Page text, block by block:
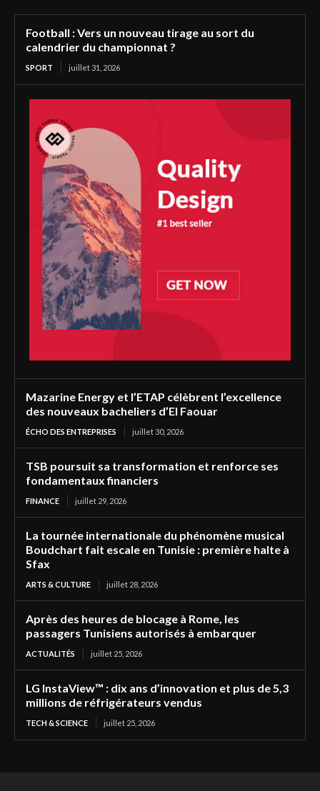
Football : Vers un nouveau tirage au sort du
calendrier du championnat ?
SPORT juillet 31, 2026
Mazarine Energy et l’ETAP célèbrent l’excellence
des nouveaux bacheliers d’El Faouar
ÉCHO DES ENTREPRISES juillet 30, 2026
TSB poursuit sa transformation et renforce ses
fondamentaux financiers
FINANCE juillet 29, 2026
La tournée internationale du phénomène musical
Boudchart fait escale en Tunisie : première halte à
Sfax
ARTS & CULTURE juillet 28, 2026
Après des heures de blocage à Rome, les
passagers Tunisiens autorisés à embarquer
ACTUALITÉS juillet 25, 2026
LG InstaView™ : dix ans d’innovation et plus de 5,3
millions de réfrigérateurs vendus
TECH & SCIENCE juillet 25, 2026